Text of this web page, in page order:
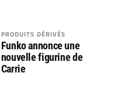
PRODUITS DÉRIVÉS
Funko annonce une
nouvelle figurine de
Carrie